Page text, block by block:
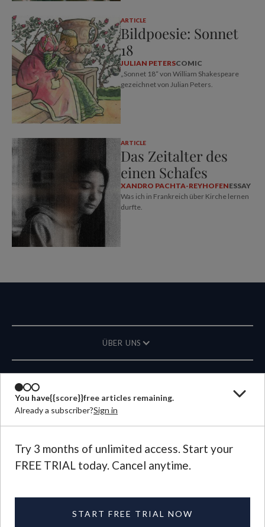
You have{{score}}free articles remaining.
Already a subscriber?Sign in
Try 3 months of unlimited access. Start your
FREE TRIAL today. Cancel anytime.
START FREE TRIAL NOW
ARTICLE
Bildpoesie: Sonnet
18
JULIAN PETERSCOMIC
„Sonnet 18“ von William Shakespeare
gezeichnet von Julian Peters.
ARTICLE
Das Zeitalter des
einen Schafes
XANDRO PACHTA-REYHOFENESSAY
Was ich in Frankreich über Kirche lernen
durfte.
ÜBER UNS
KONTAKT
SPRACHE
©2026Plough Publishing House.
Privacy Policy Terms of Use